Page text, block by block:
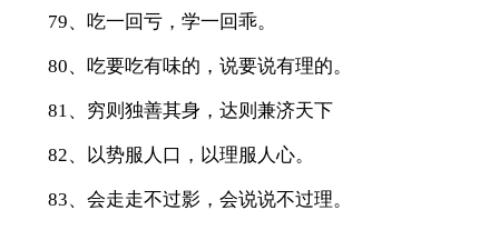
79、吃一回亏，学一回乖。
80、吃要吃有味的，说要说有理的。
81、穷则独善其身，达则兼济天下
82、以势服人口，以理服人心。
83、会走走不过影，会说说不过理。